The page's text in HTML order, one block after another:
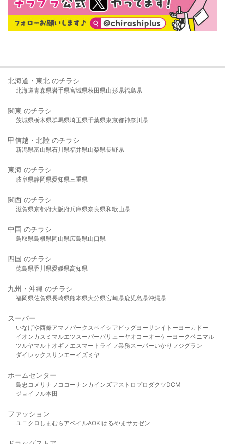
北海道・東北 のチラシ
北海道青森県岩手県宮城県秋田県山形県福島県
関東 のチラシ
茨城県栃木県群馬県埼玉県千葉県東京都神奈川県
甲信越・北陸 のチラシ
新潟県富山県石川県福井県山梨県長野県
東海 のチラシ
岐阜県静岡県愛知県三重県
関西 のチラシ
滋賀県京都府大阪府兵庫県奈良県和歌山県
中国 のチラシ
鳥取県島根県岡山県広島県山口県
四国 のチラシ
徳島県香川県愛媛県高知県
九州・沖縄 のチラシ
福岡県佐賀県長崎県熊本県大分県宮崎県鹿児島県沖縄県
スーパー
いなげや西條アマノパークスベイシア ビッグヨーサンイトーヨーカドー
イオンカスミ マルエツスーパーバリューヤオコーオーケー ヨークベニマル
ツルヤマルト オギノ エスマート ライフ業務スーパーいかり フジグラン
ダイレックスサンエーイズミヤ
ホームセンター
島忠 コメリ ナフコ コーナンカインズアストロプロダクツDCM
ジョイフル本田
ファッション
ユニクロ しまむら アベイルAOKIはるやま サカゼン